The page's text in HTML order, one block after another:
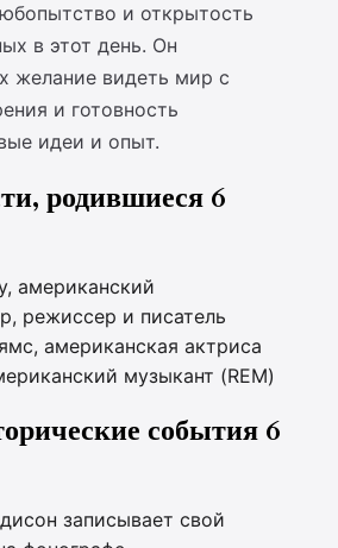
и открытость
в этот день. Он
желание видеть мир с
и готовность
идеи и опыт.
родившиеся 6
американский
режиссер и писатель
американская актриса
музыкант (REM)
события 6
записывает свой